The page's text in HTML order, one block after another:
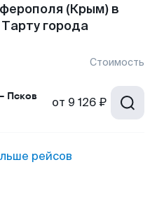
(Крым) в
города
Стоимость
Псков от 9 126 ₽
рейсов